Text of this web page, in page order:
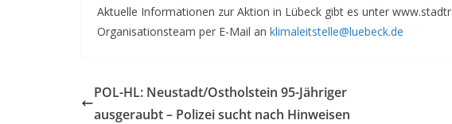
Aktuelle Informationen zur Aktion in Lübeck gibt es unter
Organisationsteam per E-Mail an klimaleitstelle@luebeck.de
POL-HL: Neustadt/Ostholstein 95-Jähriger
ausgeraubt – Polizei sucht nach Hinweisen